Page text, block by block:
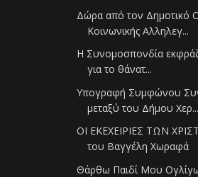
Δώρα από τον Δημοτικό
Κοινωνικής Αλληλεγ...
Η Συνομοσπονδία
για το θάνατ...
Υπογραφή Συμφώνου
μεταξύ του Δήμου Χερ...
ΟΙ ΕΚΕΧΕΙΡΙΕΣ ΤΩΝ
του Βαγγέλη Χωραφά
Θάρθω Παιδί Μου